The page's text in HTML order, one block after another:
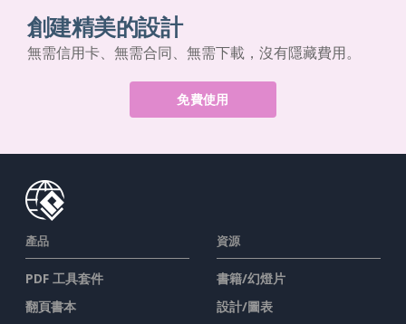
創建精美的設計
無需信用卡、無需合同、無需下載，沒有隱藏費用。
免費使用
產品
PDF 工具套件
翻頁書本
資源
書籍/幻燈片
設計/圖表